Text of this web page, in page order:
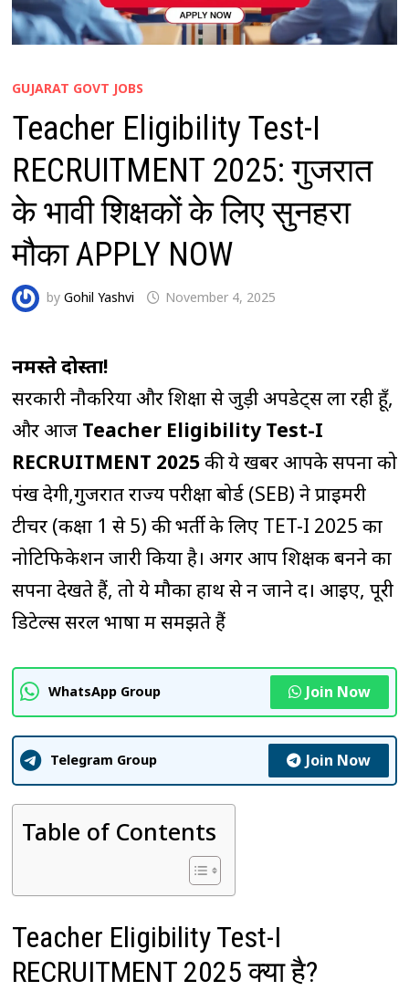
GUJARAT GOVT JOBS
Teacher Eligibility Test-I
RECRUITMENT 2025: गुजरात
के भावी शिक्षकों के लिए सुनहरा
मौका APPLY NOW
by Gohil Yashvi November 4, 2025
नमस्ते दोस्तों!
सरकारी नौकरियों और शिक्षा से जुड़ी अपडेट्स ला रही हूँ,
और आज Teacher Eligibility Test-I
RECRUITMENT 2025की ये खबर आपके सपनों को
पंख देगी,गुजरात राज्य परीक्षा बोर्ड (SEB) ने प्राइमरी
टीचर (कक्षा 1 से 5) की भर्ती के लिए TET-I 2025 का
नोटिफिकेशन जारी किया है। अगर आप शिक्षक बनने का
सपना देखते हैं, तो ये मौका हाथ से न जाने दें। आइए, पूरी
डिटेल्स सरल भाषा में समझते हैं
WhatsApp Group Join Now
Telegram Group Join Now
Table of Contents
Teacher Eligibility Test-I
RECRUITMENT 2025 क्या है?